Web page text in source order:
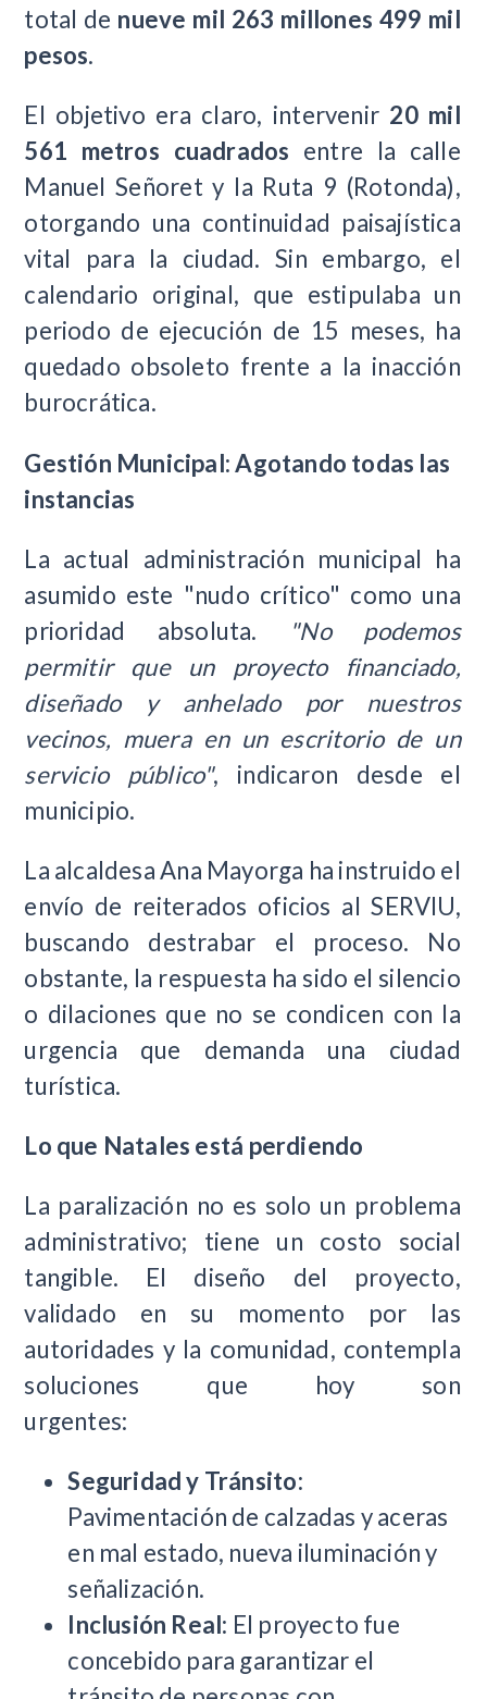
total de nueve mil 263 millones 499 mil
pesos.
El objetivo era claro, intervenir 20 mil
561 metros cuadrados entre la calle
Manuel Señoret y la Ruta 9 (Rotonda),
otorgando una continuidad paisajística
vital para la ciudad. Sin embargo, el
calendario original, que estipulaba un
periodo de ejecución de 15 meses, ha
quedado obsoleto frente a la inacción
burocrática.
Gestión Municipal: Agotando todas las
instancias
La actual administración municipal ha
asumido este "nudo crítico" como una
prioridad absoluta.
"No podemos
permitir que un proyecto financiado,
diseñado y anhelado por nuestros
vecinos, muera en un escritorio de un
servicio público", indicaron desde el
municipio.
La alcaldesa Ana Mayorga ha instruido el
envío de reiterados oficios al SERVIU,
buscando destrabar el proceso. No
obstante, la respuesta ha sido el silencio
o dilaciones que no se condicen con la
urgencia que demanda una ciudad
turística.
Lo que Natales está perdiendo
La paralización no es solo un problema
administrativo; tiene un costo social
tangible. El diseño del proyecto,
validado en su momento por las
autoridades y la comunidad, contempla
soluciones que hoy son
urgentes:
Seguridad y Tránsito:
Pavimentación de calzadas y aceras
en mal estado, nueva iluminación y
señalización.
Inclusión Real: El proyecto fue
concebido para garantizar el